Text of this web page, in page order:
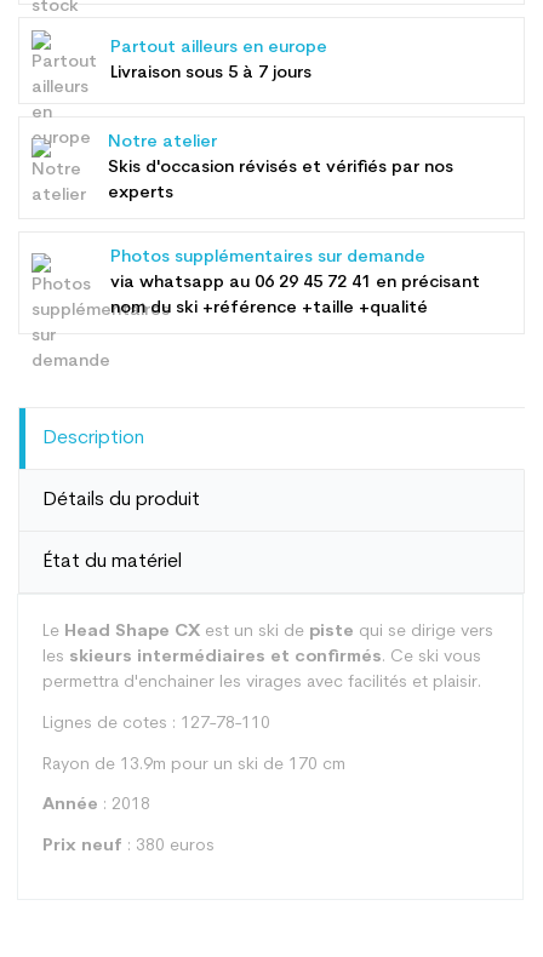
Partout ailleurs en europe
Livraison sous 5 à 7 jours
Notre atelier
Skis d'occasion révisés et vérifiés par nos
experts
Photos supplémentaires sur demande
via whatsapp au 06 29 45 72 41 en précisant
nom du ski +référence +taille +qualité
Description
Détails du produit
État du matériel
Le Head Shape CX est un ski de piste qui se dirige vers
les skieurs intermédiaires et confirmés. Ce ski vous
permettra d'enchainer les virages avec facilités et plaisir.
Lignes de cotes : 127-78-110
Rayon de 13.9m pour un ski de 170 cm
Année : 2018
Prix neuf : 380 euros